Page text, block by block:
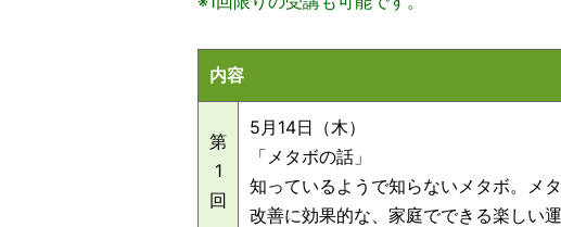
内容
第
1
回
5月14日（木）
「メタボの話」
知っているようで知らないメタボ。メ
改善に効果的な、家庭でできる楽しい